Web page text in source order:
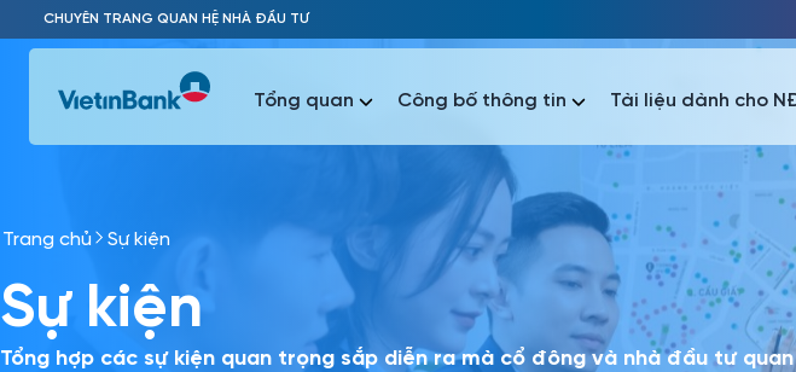
Skip to Main Content
CHUYÊN TRANG QUAN HỆ NHÀ ĐẦU TƯ
Phổ biến nhất
Báo cáo tài chính Thông tin giao dịch
Tổng quan Công bố thông tin Tài liệu dành cho
Phổ biến nhất
Thông tin giao dịch
Trang chủ Sự kiện
Sự kiện
Tổng hợp các sự kiện quan trọng sắp diễn ra mà cổ đông và nhà đầu tư